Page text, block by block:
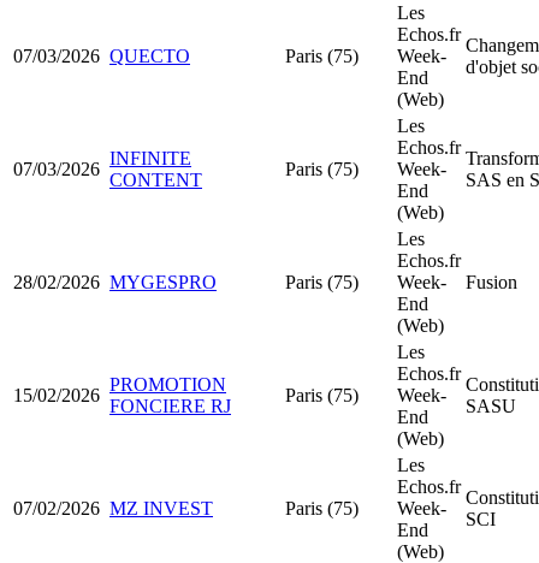
07/03/2026 QUECTO Paris (75)
Les
Echos.fr
Week-
End
(Web)
d'objet
07/03/2026
INFINITE
CONTENT
Paris (75)
Les
Echos.fr
Week-
End
(Web)
SAS en
28/02/2026 MYGESPRO Paris (75)
Les
Echos.fr
Week-
End
(Web)
Fusion
15/02/2026
PROMOTION
FONCIERE RJ
Paris (75)
Les
Echos.fr
Week-
End
(Web)
SASU
07/02/2026 MZ INVEST Paris (75)
Les
Echos.fr
Week-
End
(Web)
SCI